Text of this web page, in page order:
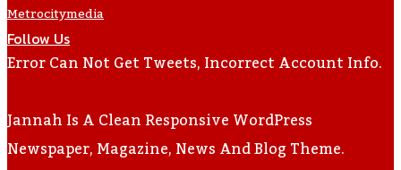
Metrocitymedia
Follow Us
Error Can Not Get Tweets, Incorrect Account Info.
Jannah Is A Clean Responsive WordPress
Newspaper, Magazine, News And Blog Theme.